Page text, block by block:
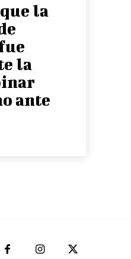
la
la
ante